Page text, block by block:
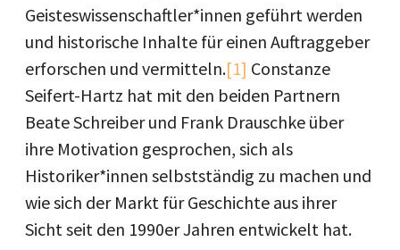
Geisteswissenschaftler*innen geführt werden
und historische Inhalte für einen Auftraggeber
erforschen und vermitteln.[1] Constanze
Seifert-Hartz hat mit den beiden Partnern
Beate Schreiber und Frank Drauschke über
ihre Motivation gesprochen, sich als
Historiker*innen selbstständig zu machen und
wie sich der Markt für Geschichte aus ihrer
Sicht seit den 1990er Jahren entwickelt hat.